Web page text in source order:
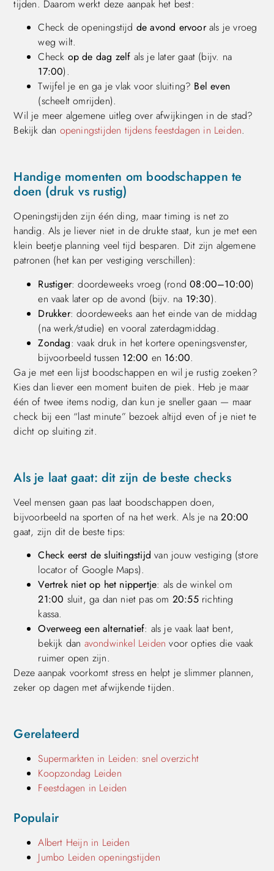
tijden. Daarom werkt deze aanpak het best:
Check de openingstijd de avond ervoorals je vroeg
weg wilt.
Check op de dag zelf als je later gaat (bijv. na
17:00).
Twijfel je en ga je vlak voor sluiting? Bel even
(scheelt omrijden).
Wil je meer algemene uitleg over afwijkingen in de stad?
Bekijk dan openingstijden tijdens feestdagen in Leiden.
Handige momenten om boodschappen te
doen (druk vs rustig)
Openingstijden zijn één ding, maar timing is net zo
handig. Als je liever niet in de drukte staat, kun je met een
klein beetje planning veel tijd besparen. Dit zijn algemene
patronen (het kan per vestiging verschillen):
Rustiger: doordeweeks vroeg (rond08:00–10:00)
en vaak later op de avond (bijv. na 19:30).
Drukker: doordeweeks aan het einde van de middag
(na werk/studie) en vooral zaterdagmiddag.
Zondag: vaak druk in het kortere openingsvenster,
bijvoorbeeld tussen 12:00 en 16:00.
Ga je met een lijst boodschappen en wil je rustig zoeken?
Kies dan liever een moment buiten de piek. Heb je maar
één of twee items nodig, dan kun je sneller gaan — maar
check bij een “last minute” bezoek altijd even of je niet te
dicht op sluiting zit.
Als je laat gaat: dit zijn de beste checks
Veel mensen gaan pas laat boodschappen doen,
bijvoorbeeld na sporten of na het werk. Als je na20:00
gaat, zijn dit de beste tips:
Check eerst de sluitingstijd van jouw vestiging (store
locator of Google Maps).
Vertrek niet op het nippertje: als de winkel om
21:00 sluit, ga dan niet pas om 20:55richting
kassa.
Overweeg een alternatief: als je vaak laat bent,
bekijk dan avondwinkel Leiden voor opties die vaak
ruimer open zijn.
Deze aanpak voorkomt stress en helpt je slimmer plannen,
zeker op dagen met afwijkende tijden.
Gerelateerd
Supermarkten in Leiden: snel overzicht
Koopzondag Leiden
Feestdagen in Leiden
Populair
Albert Heijn in Leiden
Jumbo Leiden openingstijden